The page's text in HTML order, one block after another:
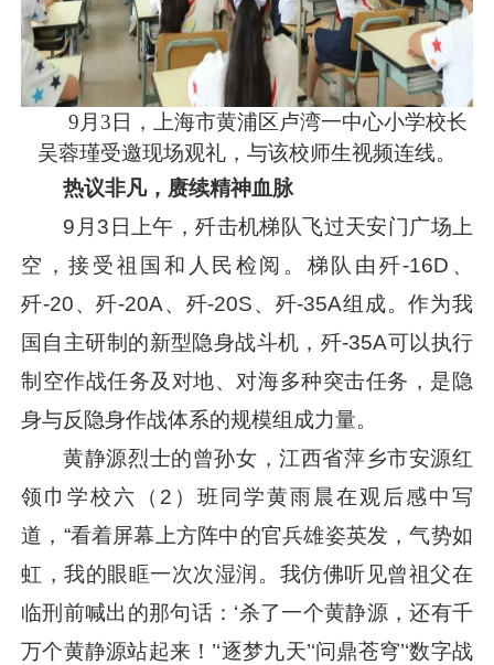
9月3日，上海市黄浦区卢湾一中心小学校长
吴蓉瑾受邀现场观礼，与该校师生视频连线。
热议非凡，赓续精神血脉
9月3日上午，歼击机梯队飞过天安门广场上
空，接受祖国和人民检阅。梯队由歼-16D、
歼-20、歼-20A、歼-20S、歼-35A组成。作为我
国自主研制的新型隐身战斗机，歼-35A可以执行
制空作战任务及对地、对海多种突击任务，是隐
身与反隐身作战体系的规模组成力量。
黄静源烈士的曾孙女，江西省萍乡市安源红
领巾学校六（2）班同学黄雨晨在观后感中写
道，“看着屏幕上方阵中的官兵雄姿英发，气势如
虹，我的眼眶一次次湿润。我仿佛听见曾祖父在
临刑前喊出的那句话：‘杀了一个黄静源，还有千
万个黄静源站起来！’‘逐梦九天’‘问鼎苍穹’‘数字战